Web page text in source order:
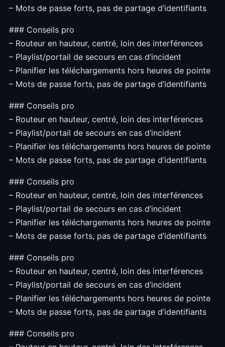
– Mots de passe forts, pas de partage d’identifiants
### Conseils pro
– Routeur en hauteur, centré, loin des interférences
– Playlist/portail de secours en cas d’incident
– Planifier les téléchargements hors heures de pointe
– Mots de passe forts, pas de partage d’identifiants
### Conseils pro
– Routeur en hauteur, centré, loin des interférences
– Playlist/portail de secours en cas d’incident
– Planifier les téléchargements hors heures de pointe
– Mots de passe forts, pas de partage d’identifiants
### Conseils pro
– Routeur en hauteur, centré, loin des interférences
– Playlist/portail de secours en cas d’incident
– Planifier les téléchargements hors heures de pointe
– Mots de passe forts, pas de partage d’identifiants
### Conseils pro
– Routeur en hauteur, centré, loin des interférences
– Playlist/portail de secours en cas d’incident
– Planifier les téléchargements hors heures de pointe
– Mots de passe forts, pas de partage d’identifiants
### Conseils pro